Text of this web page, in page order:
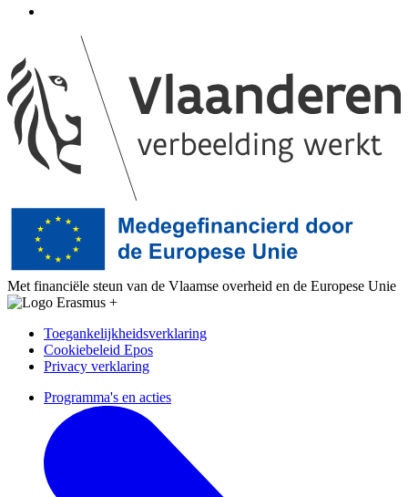
Met financiële steun van de Vlaamse overheid en de Europese Unie
Toegankelijkheidsverklaring
Cookiebeleid Epos
Privacy verklaring
Programma's en acties